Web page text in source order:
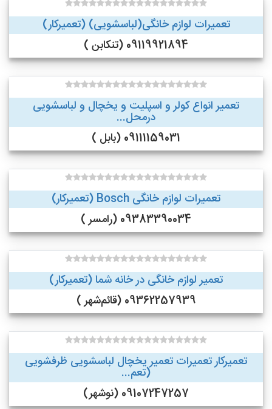
تعمیرات لوازم خانگی(لباسشویی) (تعمیرکار)
09119921894 (تنکابن )
تعمیر انواع کولر و اسپلیت و یخچال و لباسشویی
درمحل...
09111159031 (بابل )
تعمیرات لوازم خانگی Bosch (تعمیرکار)
09383390034 (رامسر )
تعمیر لوازم خانگی در خانه شما (تعمیرکار)
09362257939 (قائم‌شهر )
تعمیرکار تعمیرات تعمیر یخچال لباسشویی ظرفشویی
(تعم...
09107247257 (نوشهر)